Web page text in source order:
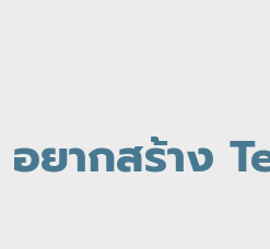
อยากสร้าง